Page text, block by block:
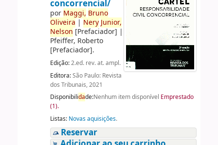
concorrencial/
por Maggi, Bruno
Oliveira | Nery Junior,
Nelson [Prefaciador] |
Pfeiffer, Roberto
[Prefaciador].
Edição:2.ed. rev. at. ampl.
Editora:São Paulo: Revista
dos Tribunais, 2021
Disponibilidade:Nenhum item disponível Emprestado
(1).
Listas: Novas aquisições.
Reservar